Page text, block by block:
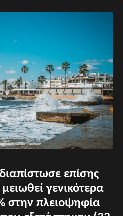
επίσης
μειωθεί γενικότερα
στην πλειοψηφία